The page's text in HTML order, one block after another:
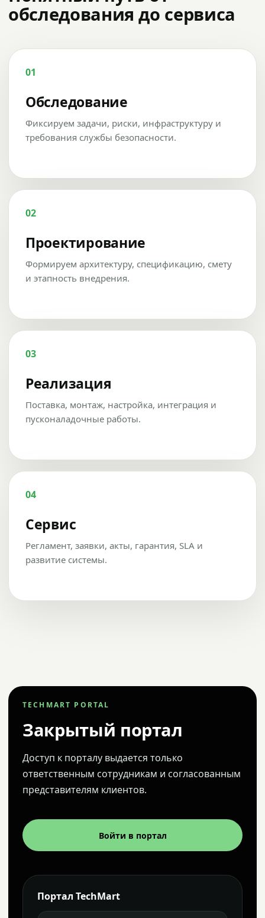
обследования до сервиса
01
Обследование
Фиксируем задачи, риски, инфраструктуру и
требования службы безопасности.
02
Проектирование
Формируем архитектуру, спецификацию, смету
и этапность внедрения.
03
Реализация
Поставка, монтаж, настройка, интеграция и
пусконаладочные работы.
04
Сервис
Регламент, заявки, акты, гарантия, SLA и
развитие системы.
TECHMART PORTAL
Закрытый портал
Доступ к порталу выдается только
ответственным сотрудникам и согласованным
представителям клиентов.
Войти в портал
Портал TechMart